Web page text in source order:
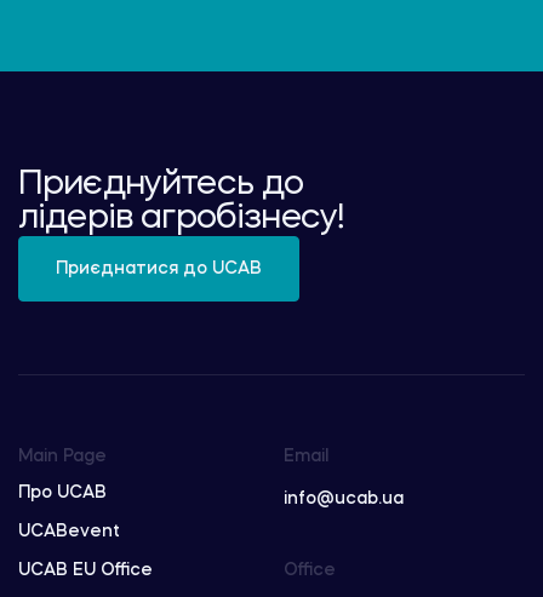
Приєднуйтесь до
лідерів агробізнесу!
Приєднатися до UCAB
Main Page
Про UCAB
UCABevent
UCAB EU Office
Email
info@ucab.ua
Office